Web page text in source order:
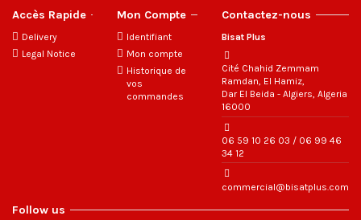
Accès Rapide
Delivery
Legal Notice
Mon Compte
Identifiant
Mon compte
Historique de
vos
commandes
Contactez-nous
Bisat Plus
Cité Chahid Zemmam
Ramdan, El Hamiz,
Dar El Beida - Algiers, Algeria
16000
06 59 10 26 03 / 06 99 46
34 12
commercial@bisatplus.com
Follow us